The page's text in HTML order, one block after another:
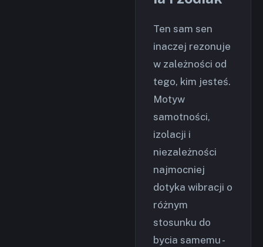
Ten sam sen
inaczej rezonuje
w zależności od
tego, kim jesteś.
Motyw
samotności,
izolacji i
niezależności
najmocniej
dotyka wibracji o
różnym
stosunku do
bycia samemu -